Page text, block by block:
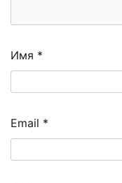
Имя *
Email *